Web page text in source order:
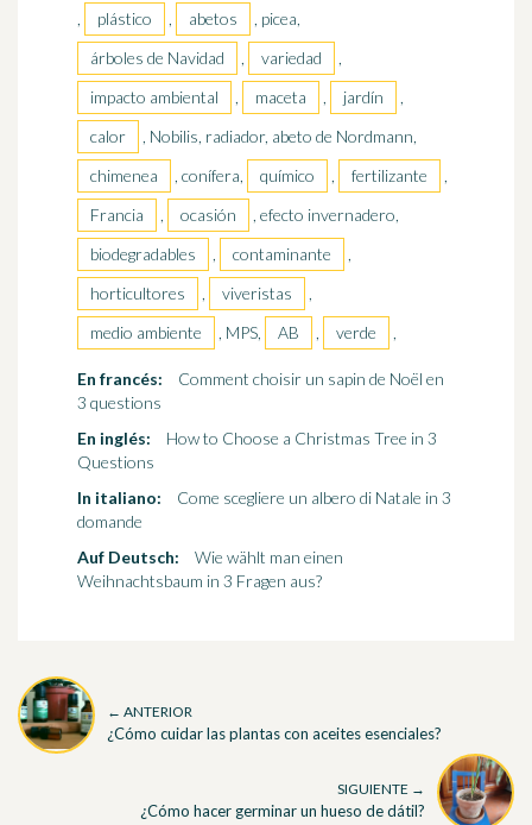
,
plástico , abetos
, picea,
árboles de Navidad
, variedad
,
impacto ambiental
, maceta , jardín
,
calor
, Nobilis, radiador, abeto de Nordmann,
chimenea
, conífera, químico , fertilizante
,
Francia
, ocasión
, efecto invernadero,
biodegradables
, contaminante
,
horticultores
, viveristas
,
medio ambiente
, MPS, AB , verde ,
En francés:
Comment choisir un sapin de Noël en
3 questions
En inglés:
How to Choose a Christmas Tree in 3
Questions
In italiano:
Come scegliere un albero di Natale in 3
domande
Auf Deutsch:
Wie wählt man einen
Weihnachtsbaum in 3 Fragen aus?
← ANTERIOR
¿Cómo cuidar las plantas con aceites esenciales?
SIGUIENTE →
¿Cómo hacer germinar un hueso de dátil?